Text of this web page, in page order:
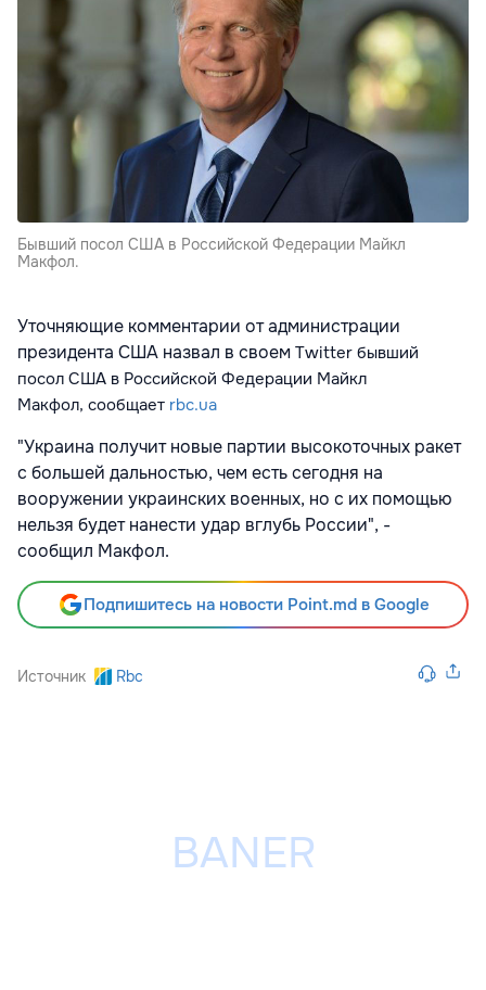
Бывший посол США в Российской Федерации Майкл
Макфол.
Уточняющие комментарии от администрации
президента США назвал в своем Тwitter бывший
посол США в Российской Федерации Майкл
Макфол, сообщает rbc.ua
"Украина получит новые партии высокоточных ракет
с большей дальностью, чем есть сегодня на
вооружении украинских военных, но с их помощью
нельзя будет нанести удар вглубь России", -
сообщил Макфол.
Подпишитесь на новости Point.md в Google
Источник Rbc